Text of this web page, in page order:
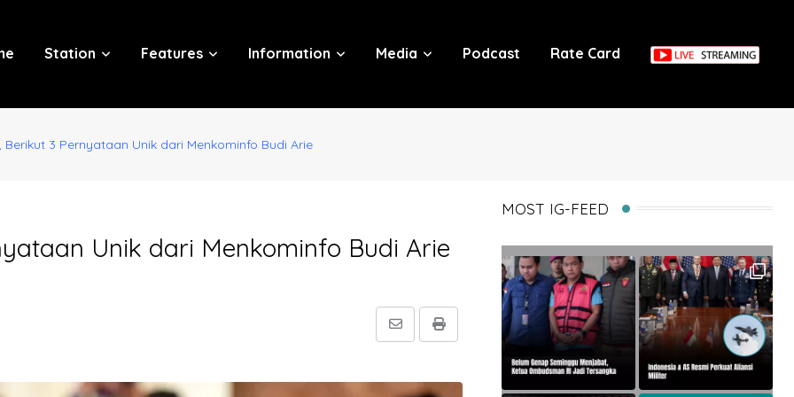
Station Features Information Media Podcast Rate Card
Berikut 3 Pernyataan Unik dari Menkominfo Budi Arie
Unik dari Menkominfo Budi Arie
Print
Share
MOST IG-FEED